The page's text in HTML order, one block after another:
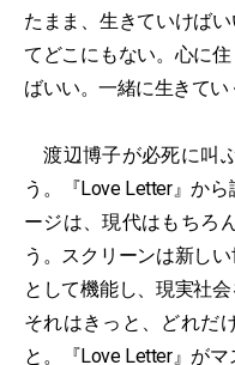
たまま、生きていけば
てどこにもない。心に
ばいい。一緒に生きてい
渡辺博子が必死に叫
う。『Love Letter』か
ージは、現代はもちろ
う。スクリーンは新し
として機能し、現実社
それはきっと、どれだ
と。『Love Letter』が